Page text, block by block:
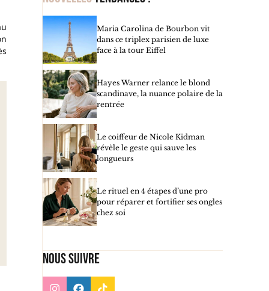
Maria Carolina de Bourbon vit
dans ce triplex parisien de luxe
face à la tour Eiffel
Hayes Warner relance le blond
scandinave, la nuance polaire de la
rentrée
Le coiffeur de Nicole Kidman
révèle le geste qui sauve les
longueurs
Le rituel en 4 étapes d’une pro
pour réparer et fortifier ses ongles
chez soi
Nous suivre